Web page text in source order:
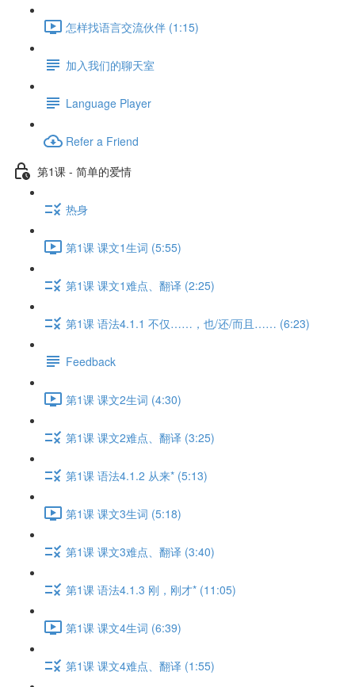
怎样找语言交流伙伴 (1:15)
加入我们的聊天室
Language Player
Refer a Friend
第1课 - 简单的爱情
热身
第1课 课文1生词 (5:55)
第1课 课文1难点、翻译 (2:25)
第1课 语法4.1.1 不仅……，也/还/而且…… (6:23)
Feedback
第1课 课文2生词 (4:30)
第1课 课文2难点、翻译 (3:25)
第1课 语法4.1.2 从来* (5:13)
第1课 课文3生词 (5:18)
第1课 课文3难点、翻译 (3:40)
第1课 语法4.1.3 刚，刚才* (11:05)
第1课 课文4生词 (6:39)
第1课 课文4难点、翻译 (1:55)